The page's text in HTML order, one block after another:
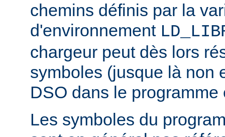
chemins définis par la
d'environnement
chargeur peut dès lors
symboles (jusque là non
DSO dans le programme
Les symboles du